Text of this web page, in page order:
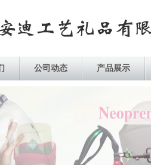
公司动态 产品展示